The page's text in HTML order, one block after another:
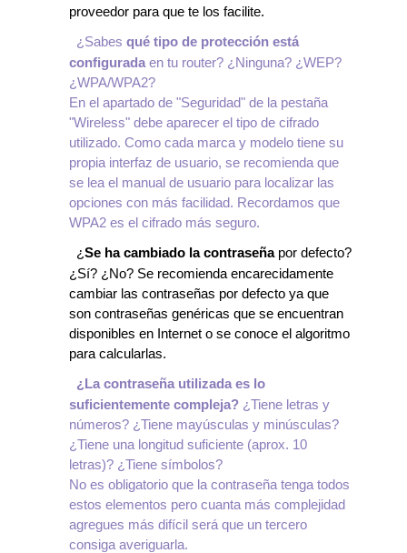
proveedor para que te los facilite.
¿Sabes qué tipo de protección está
configuradaen tu router? ¿Ninguna? ¿WEP?
¿WPA/WPA2?
En el apartado de "Seguridad" de la pestaña
"Wireless" debe aparecer el tipo de cifrado
utilizado. Como cada marca y modelo tiene su
propia interfaz de usuario, se recomienda que
se lea el manual de usuario para localizar las
opciones con más facilidad. Recordamos que
WPA2 es el cifrado más seguro.
¿Se ha cambiado la contraseñapor defecto?
¿Sí? ¿No? Se recomienda encarecidamente
cambiar las contraseñas por defecto ya que
son contraseñas genéricas que se encuentran
disponibles en Internet o se conoce el algoritmo
para calcularlas.
¿La contraseña utilizada es lo
suficientemente compleja?¿Tiene letras y
números? ¿Tiene mayúsculas y minúsculas?
¿Tiene una longitud suficiente (aprox. 10
letras)? ¿Tiene símbolos?
No es obligatorio que la contraseña tenga todos
estos elementos pero cuanta más complejidad
agregues más difícil será que un tercero
consiga averiguarla.